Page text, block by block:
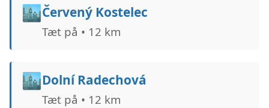
🏙️Červený Kostelec
Tæt på • 12 km
🏙️Dolní Radechová
Tæt på • 12 km